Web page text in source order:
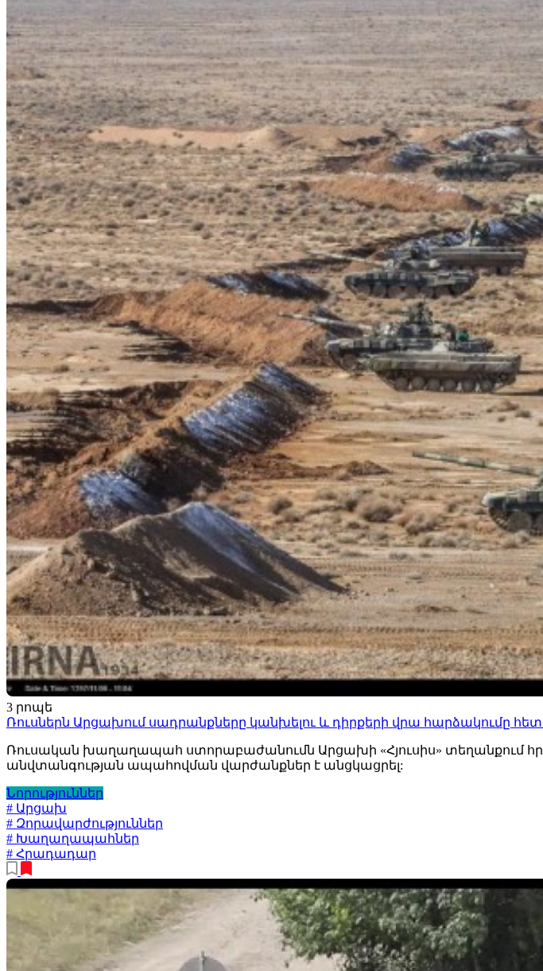
3 րոպե
Ռուսներն Արցախում սադրանքները կանխելու և դիրքերի վրա հարձակումը
Ռուսական խաղաղապահ ստորաբաժանումն Արցախի «Հյուսիս»
անվտանգության ապահովման վարժանքներ է անցկացրել:
Նորություններ
# Արցախ
# Զորավարժություններ
# Խաղաղապահներ
# Հրադադար